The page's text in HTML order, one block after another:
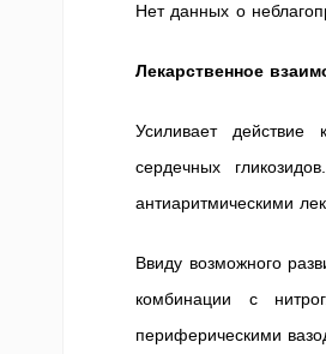
Нет данных о
Лекарственное
Усиливает действие
сердечных
антиаритмическими
Ввиду возможного
комбинации с
периферическими